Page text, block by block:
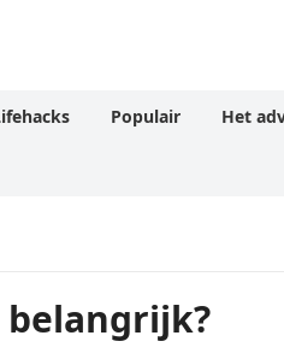
Populair Het